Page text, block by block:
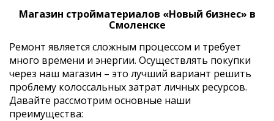
Магазин стройматериалов «Новый бизнес» в
Смоленске
Ремонт является сложным процессом и требует
много времени и энергии. Осуществлять покупки
через наш магазин – это лучший вариант решить
проблему колоссальных затрат личных ресурсов.
Давайте рассмотрим основные наши
преимущества: